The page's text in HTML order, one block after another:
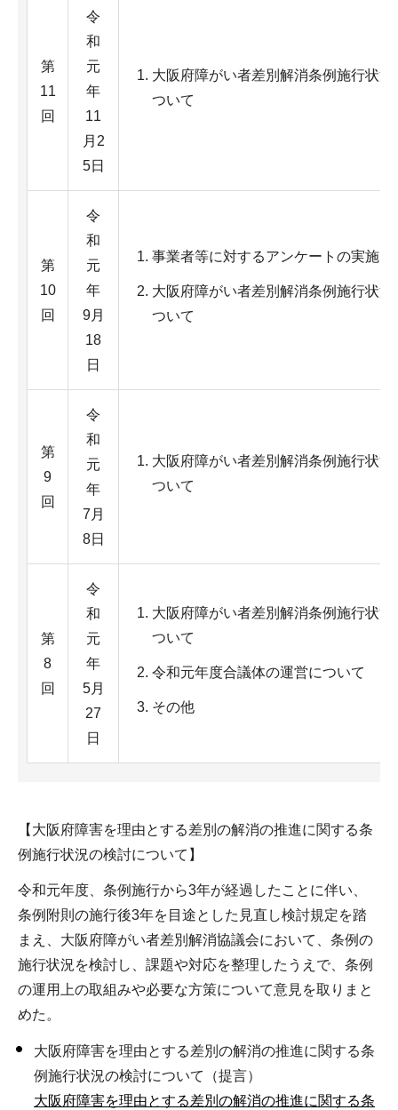
第
11
回
令
和
元
年
11
月2
5日
大阪府障がい者差別解消条例施行状況
ついて
第
10
回
令
和
元
年
9月
18
日
事業者等に対するアンケートの実施に
大阪府障がい者差別解消条例施行状況
ついて
第
9
回
令
和
元
年
7月
8日
大阪府障がい者差別解消条例施行状況
ついて
第
8
回
令
和
元
年
5月
27
日
大阪府障がい者差別解消条例施行状況
ついて
令和元年度合議体の運営について
その他
【大阪府障害を理由とする差別の解消の推進に関する条
例施行状況の検討について】
令和元年度、条例施行から3年が経過したことに伴い、
条例附則の施行後3年を目途とした見直し検討規定を踏
まえ、大阪府障がい者差別解消協議会において、条例の
施行状況を検討し、課題や対応を整理したうえで、条例
の運用上の取組みや必要な方策について意見を取りまと
めた。
大阪府障害を理由とする差別の解消の推進に関する条
例施行状況の検討について（提言）
大阪府障害を理由とする差別の解消の推進に関する条